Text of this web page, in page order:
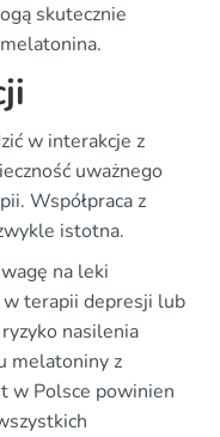
skutecznie
w interakcje z
uważnego
Współpraca z
istotna.
na leki
w terapii depresji lub
nasilenia
melatoniny z
w Polsce powinien